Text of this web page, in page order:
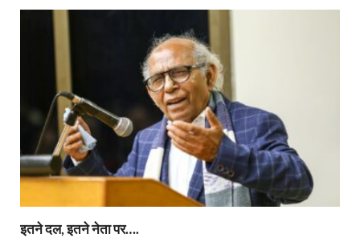
इतने दल, इतने नेता पर….